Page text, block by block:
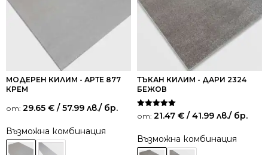
МОДЕРЕН КИЛИМ - АРТЕ 877
КРЕМ
от: 29.65 € / 57.99 лв./ бр.
Възможна комбинация
ТЪКАН КИЛИМ - ДАРИ 2324
БЕЖОВ
Оценено на
5.00
от: 21.47 € / 41.99 лв./ бр.
Възможна комбинация